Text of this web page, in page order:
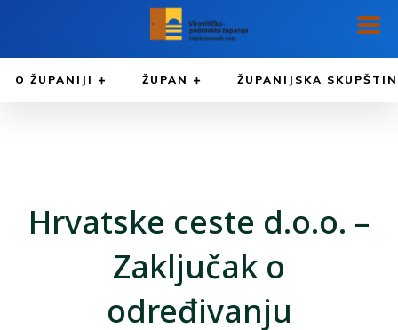
O ŽUPANIJI ŽUPAN ŽUPANIJSKA
Hrvatske ceste d.o.o. –
Zaključak o
određivanju